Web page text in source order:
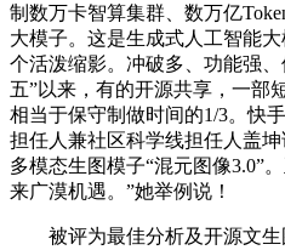
制数万卡智算集群、数万亿
大模子。这是生成式人工智能
个活泼缩影。冲破多、功能强
五”以来，有的开源共享，一部
相当于保守制做时间的1/3。快
担任人兼社区科学线担任人盖
多模态生图模子“混元图像3.0”
来广漠机遇。”她举例说！
被评为最佳分析及开源文生